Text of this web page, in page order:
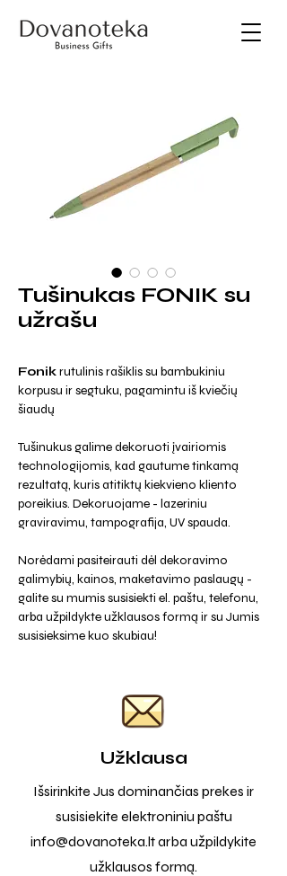
Tušinukas FONIK su
užrašu
Fonikrutulinis rašiklis su bambukiniu
korpusu ir segtuku, pagamintu iš kviečių
šiaudų
Tušinukus galime dekoruoti įvairiomis
technologijomis, kad gautume tinkamą
rezultatą, kuris atitiktų kiekvieno kliento
poreikius. Dekoruojame - lazeriniu
graviravimu, tampografija, UV spauda.
Norėdami pasiteirauti dėl dekoravimo
galimybių, kainos, maketavimo paslaugų -
galite su mumis susisiekti el. paštu, telefonu,
arba užpildykte užklausos formą ir su Jumis
susisieksime kuo skubiau!
Užklausa
Išsirinkite Jus dominančias prekes ir
susisiekite elektroniniu paštu
info@dovanoteka.ltarba užpildykite
užklausos formą.